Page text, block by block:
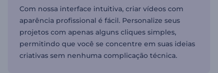
Com nossa interface intuitiva, criar vídeos com
aparência profissional é fácil. Personalize seus
projetos com apenas alguns cliques simples,
permitindo que você se concentre em suas ideias
criativas sem nenhuma complicação técnica.